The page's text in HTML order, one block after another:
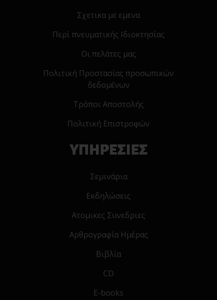
Σχετικα με εμενα
Περί πνευματικής Ιδιοκτησίας
Οι πελάτες μας
Πολιτική Προστασίας προσωπικών
δεδομένων
Τρόποι Αποστολής
Πολιτική Επιστροφών
ΥΠΗΡΕΣΙΕΣ
Σεμινάρια
Εκδηλώσεις
Ατομικες Συνεδριες
Αρθρογραφία Ημέρας
Βιβλία
CD
E-books